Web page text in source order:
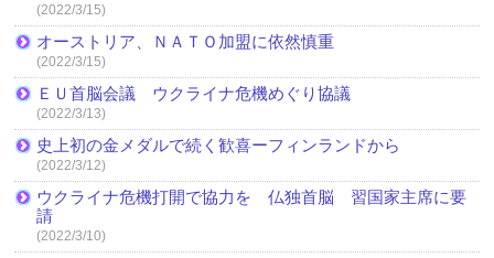
(2022/3/15)
オーストリア、ＮＡＴＯ加盟に依然慎重
(2022/3/15)
ＥＵ首脳会議 ウクライナ危機めぐり協議
(2022/3/13)
史上初の金メダルで続く歓喜ーフィンランドから
(2022/3/12)
ウクライナ危機打開で協力を 仏独首脳 習国家主席に要
請
(2022/3/10)